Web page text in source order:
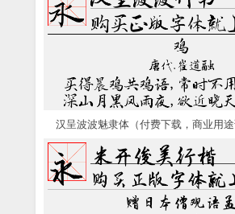
汉呈波波魅隶体（付费下载，商业用途